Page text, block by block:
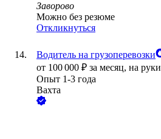
Заворово
Можно без резюме
Откликнуться
Водитель на грузоперевозки
от 100 000 ₽ за месяц, на руки
Опыт 1-3 года
Вахта